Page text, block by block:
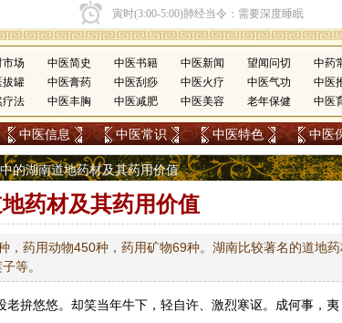
市场 中医简史 中医书籍 中医新闻 望闻问切
中药
拔罐 中医膏药 中医刮痧 中医火疗 中医气功
中医
疗法 中医丰胸 中医减肥 中医美容 老年保健 中医
中医信息 中医常识 中医特色 中医
的湖南道地药材及其药用价值
药材及其药用价值
药用动物450种，药用矿物69种。湖南比较著名的道地
等。
拚悠悠。却笑当年牛下，轻自许、激烈寒讴。成何事，夷